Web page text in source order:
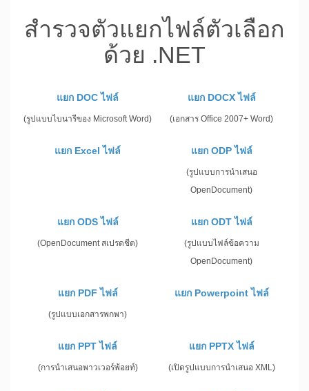
สำรวจตัวแยกไฟล์ตัวเลือก
ด้วย .NET
แยก DOC ไฟล์
(รูปแบบไบนารีของ Microsoft Word)
แยก DOCX ไฟล์
(เอกสาร Office 2007+ Word)
แยก Excel ไฟล์ แยก ODP ไฟล์
(รูปแบบการนำเสนอ
OpenDocument)
แยก ODS ไฟล์
(OpenDocument สเปรดชีต)
แยก ODT ไฟล์
(รูปแบบไฟล์ข้อความ
OpenDocument)
แยก PDF ไฟล์
(รูปแบบเอกสารพกพา)
แยก Powerpoint ไฟล์
แยก PPT ไฟล์
(การนำเสนอพาวเวอร์พ้อยท์)
แยก PPTX ไฟล์
(เปิดรูปแบบการนำเสนอ XML)